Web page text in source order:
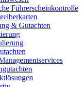
Führerscheinkontrolle
& Gutachten